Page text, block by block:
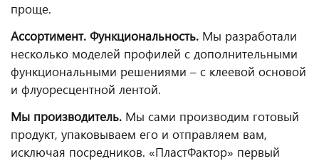
проще.
Ассортимент. Функциональность. Мы разработали
несколько моделей профилей с дополнительными
функциональными решениями – с клеевой основой
и флуоресцентной лентой.
Мы производитель. Мы сами производим готовый
продукт, упаковываем его и отправляем вам,
исключая посредников. «ПластФактор» первый